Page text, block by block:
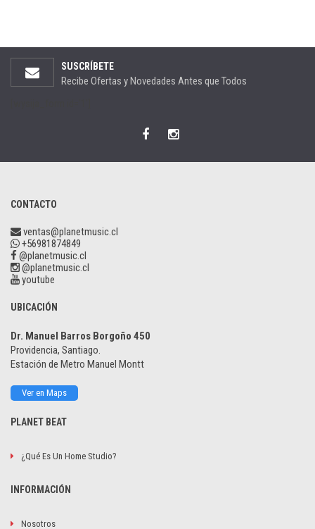
SUSCRÍBETE
Recibe Ofertas y Novedades Antes que Todos
CONTACTO
ventas@planetmusic.cl
+56981874849
@planetmusic.cl
@planetmusic.cl
youtube
UBICACIÓN
Dr. Manuel Barros Borgoño 450
Providencia, Santiago.
Estación de Metro Manuel Montt
Ver en Maps
PLANET BEAT
¿Qué Es Un Home Studio?
INFORMACIÓN
Nosotros